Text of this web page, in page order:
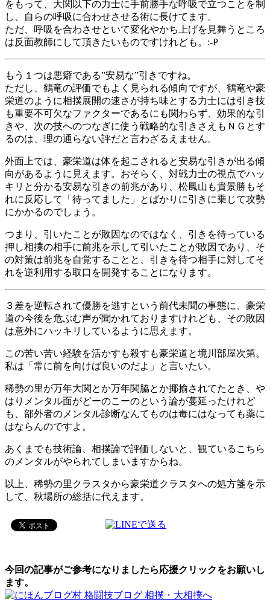
をもって、大関以下の力士に手前勝手な呼吸で立つことを制
し、自らの呼吸に合わせさせる術に長けてます。
ただ、呼吸を合わさせといて変化やかち上げを見舞うところ
は反面教師にして頂きたいものですけれども。:-P
もう１つは悪癖である”安易な”引きですね。
ただし、鶴竜の評価でもよく見られる傾向ですが、鶴竜や豪
栄道のように相撲展開の速さが持ち味とする力士には引き技
も重要不可欠なファクターであるにも関わらず、効果的な引
きや、次の技へのつなぎに使う戦略的な引きさえもＮＧとす
るのは、理の通らない評だと言わざるえません。
外面上では、豪栄道は体を起こされると安易な引きが出る傾
向があるように見えます。おそらく、対戦力士の視点でハッ
キリと分かる安易な引きの前兆があり、松鳳山も貴景勝もそ
れに反応して「待ってました」とばかりに引きに乗じて攻勢
にかかるのでしょう。
つまり、引いたことが敗因なのではなく、引きを待っている
押し相撲の相手に前兆を示して引いたことが敗因であり、そ
の対策は前兆を自覚することと、引きを待つ相手に対してそ
れを逆利用する取口を開発することになります。
３差を逆転されて優勝を逃すという前代未聞の事態に、豪栄
道の今後を危ぶむ声が聞かれておりますけれども、その敗因
は意外にハッキリしているように思えます。
この苦い苦い経験を活かすも殺すも豪栄道と境川部屋次第。
私は「常に前を向けば良いのだよ」と言いたい。
稀勢の里が万年大関とか万年関脇とか揶揄されてたとき、や
はりメンタル面がどーのこーのという論が蔓延ったけれど
も、部外者のメンタル診断なんてものは毒にはなっても薬に
はならんのですよ。
あくまでも技術論、相撲論で評価しないと、観ているこちら
のメンタルがやられてしまいますからね。
以上、稀勢の里クラスタから豪栄道クラスタへの処方箋を示
して、秋場所の総括に代えます。
今回の記事がご参考になりましたら応援クリックをお願いし
ます。